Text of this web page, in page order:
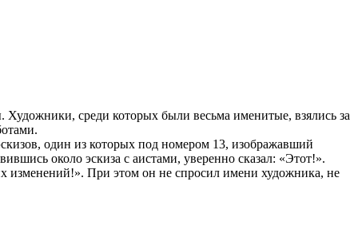
среди которых были весьма именитые, взялись за
один из которых под номером 13, изображавший
около эскиза с аистами, уверенно сказал: «Этот!».
изменений!». При этом он не спросил имени художника, не